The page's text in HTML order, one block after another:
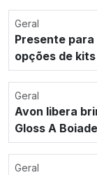
Geral
Presente para
opções de
Geral
Avon libera
Gloss A
Geral